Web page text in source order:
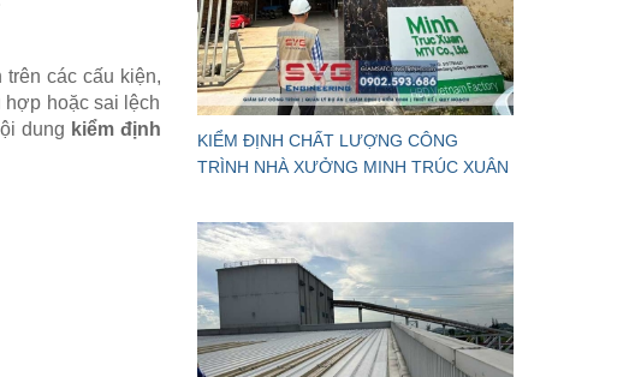
trên các cấu kiện,
hợp hoặc sai lệch
dung kiểm định
KIỂM ĐỊNH CHẤT LƯỢNG CÔNG
TRÌNH NHÀ XƯỞNG MINH TRÚC XUÂN